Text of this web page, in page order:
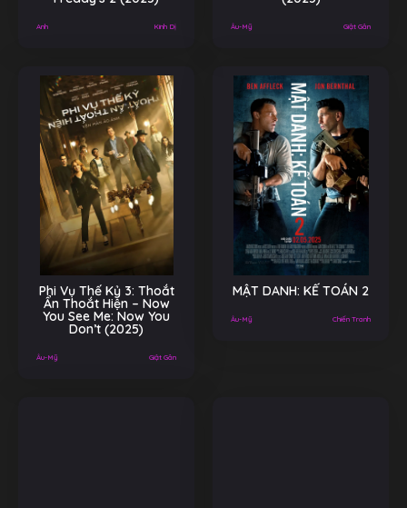
Anh Kinh Dị Âu-Mỹ Giật Gân
Phi Vụ Thế Kỷ 3: Thoắt
Ẩn Thoắt Hiện – Now
You See Me: Now You
Don’t (2025)
Âu-Mỹ Giật Gân
MẬT DANH: KẾ TOÁN 2
Âu-Mỹ Chiến Tranh